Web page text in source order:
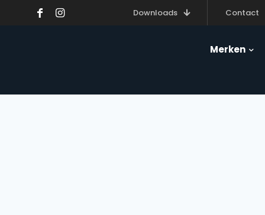
Downloads Contact
Merken